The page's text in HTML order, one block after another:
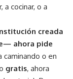
a cocinar, o a
creada
ahora pide
caminando o en
gratis, ahora